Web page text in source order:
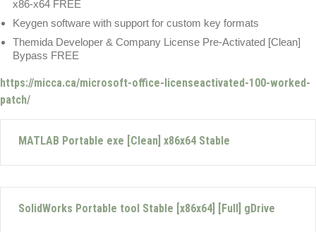
x86-x64 FREE
Keygen software with support for custom key formats
Themida Developer & Company License Pre-Activated [Clean]
Bypass FREE
https://micca.ca/microsoft-office-licenseactivated-100-worked-
patch/
MATLAB Portable exe [Clean] x86x64 Stable
SolidWorks Portable tool Stable [x86x64] [Full] gDrive